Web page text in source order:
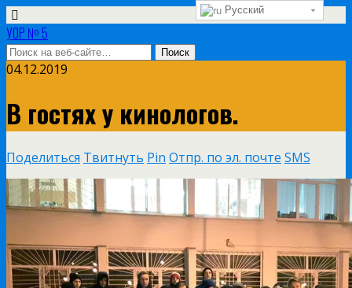
УОР № 5
04.12.2019
В гостях у кинологов.
Поделиться Твитнуть Pin Отпр. по эл. почте SMS
Русский